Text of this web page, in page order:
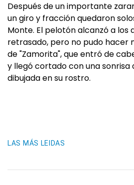
Después de un importante
un giro y fracción quedaron
Monte. El pelotón alcanzó a los
retrasado, pero no pudo hacer
de "Zamorita", que entró de
y llegó cortado con una sonrisa
dibujada en su rostro.
LAS MÁS LEIDAS